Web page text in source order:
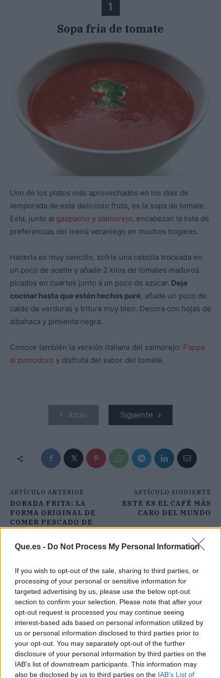
Que.es - Do Not Process My Personal Information
If you wish to opt-out of the sale, sharing to third parties, or
processing of your personal or sensitive information for
targeted advertising by us, please use the below opt-out
section to confirm your selection. Please note that after your
opt-out request is processed you may continue seeing
interest-based ads based on personal information utilized by
us or personal information disclosed to third parties prior to
your opt-out. You may separately opt-out of the further
disclosure of your personal information by third parties on the
IAB’s list of downstream participants. This information may
also be disclosed by us to third parties on the IAB’s List of
1
Sopa fría de tomate
Uno de los platos más aprovechados en los días de
temporada de este delicioso fruto, es la sopa de tomate.
Esta, junto al gazpacho y salmorejo, encabezan la lista de
preferencias del menú veraniego en muchos hogares.
Hacerla es muy sencillo, sofríe una cebolla troceada en
un poco de aceite y añade 2 kilos de tomates maduros
picados en cuartos junto a un poco de azúcar. Deja
cocinar hasta que estén hechos puré, añade un poco de
caldo de verduras y tritura muy bien. Decora con hojas de
albahaca y pimienta negra.
Conoce también la versión italiana del salmorejo: Pappa
al pomodoro y disfruta del sabor del tomate.
Atrás Siguiente
ARTÍCULO ANTERIOR
DORADA FRITA: LA
FORMA ORIGINAL DE
COMER PESCADO DE
OTRA MANERA
ARTÍCULO SIGUIENTE
ESTE ES EL CAFÉ MÁS
CARO DEL MUNDO